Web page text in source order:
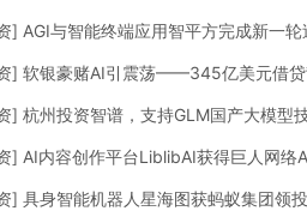
] AGI与智能终端应用智平方完成新一轮过亿元Pre-A+
] 软银豪赌AI引震荡——345亿美元借贷背后的“生死赌
] 杭州投资智谱，支持GLM国产大模型技术
] AI内容创作平台LiblibAI获得巨人网络A+轮数亿
] 具身智能机器人星海图获蚂蚁集团领投的3亿元A